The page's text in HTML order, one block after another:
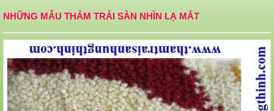
NHỮNG MẪU THẢM TRẢI SÀN NHÌN LẠ MẮT